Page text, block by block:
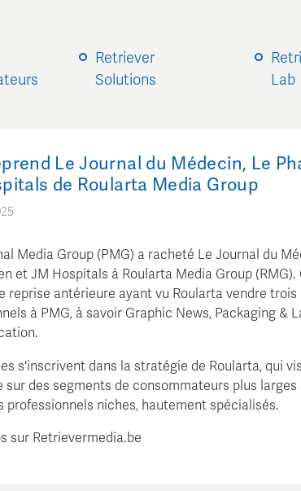
Retriever
Solutions
Lab
Le Journal du Médecin, Le
de Roularta Media Group
Media Group (PMG) a racheté Le Journal du
et JM Hospitals à Roularta Media Group
reprise antérieure ayant vu Roularta vendre trois
à PMG, à savoir Graphic News, Packaging &
s'inscrivent dans la stratégie de Roularta, qui
sur des segments de consommateurs plus
professionnels niches, hautement spécialisés.
sur Retrievermedia.be